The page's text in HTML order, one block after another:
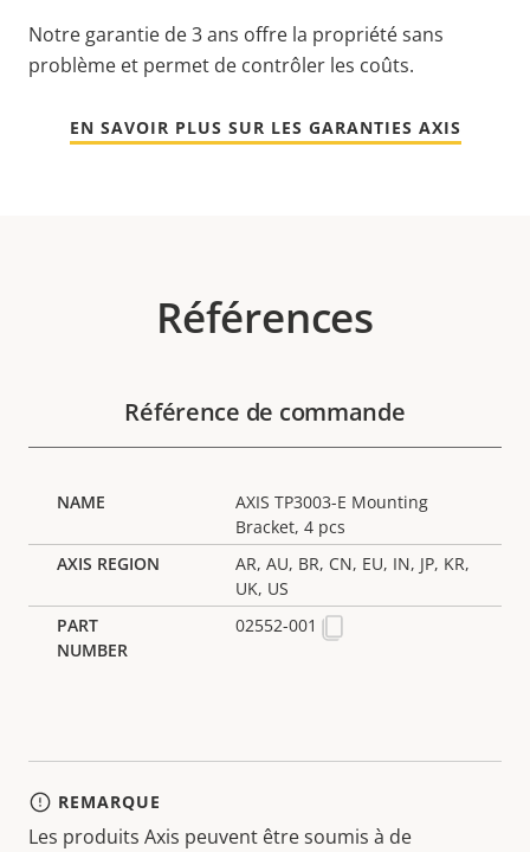
Notre garantie de 3 ans offre la propriété sans
problème et permet de contrôler les coûts.
EN SAVOIR PLUS SUR LES GARANTIES AXIS
Références
Référence de commande
AXIS TP3003-E Mounting
Bracket, 4 pcs
AR, AU, BR, CN, EU, IN, JP, KR,
UK, US
02552-001
REMARQUE
Les produits Axis peuvent être soumis à de